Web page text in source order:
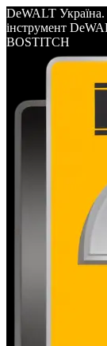
DeWALT Україна.
інструмент
BOSTITCH